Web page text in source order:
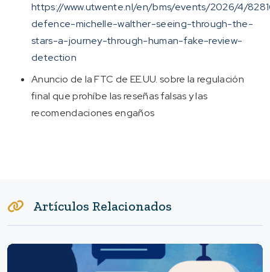
https://www.utwente.nl/en/bms/events/2026/4/
defence-michelle-walther-seeing-through-the-
stars-a-journey-through-human-fake-review-
detection
Anuncio de la FTC de EE.UU. sobre la regulación
final que prohíbe las reseñas falsas y las
recomendaciones engaños
Artículos Relacionados